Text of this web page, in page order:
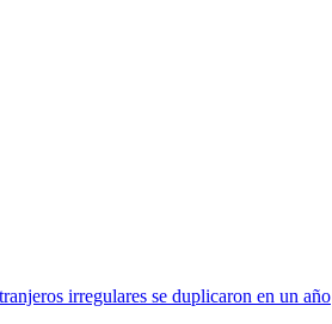
irregulares se duplicaron en un año